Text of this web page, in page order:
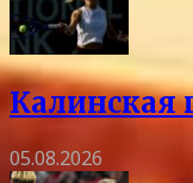
Калинская
05.08.2026